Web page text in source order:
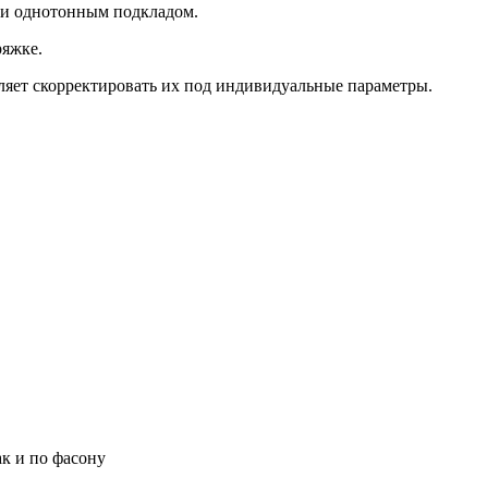
однотонным подкладом.
скорректировать их под индивидуальные параметры.
и по фасону